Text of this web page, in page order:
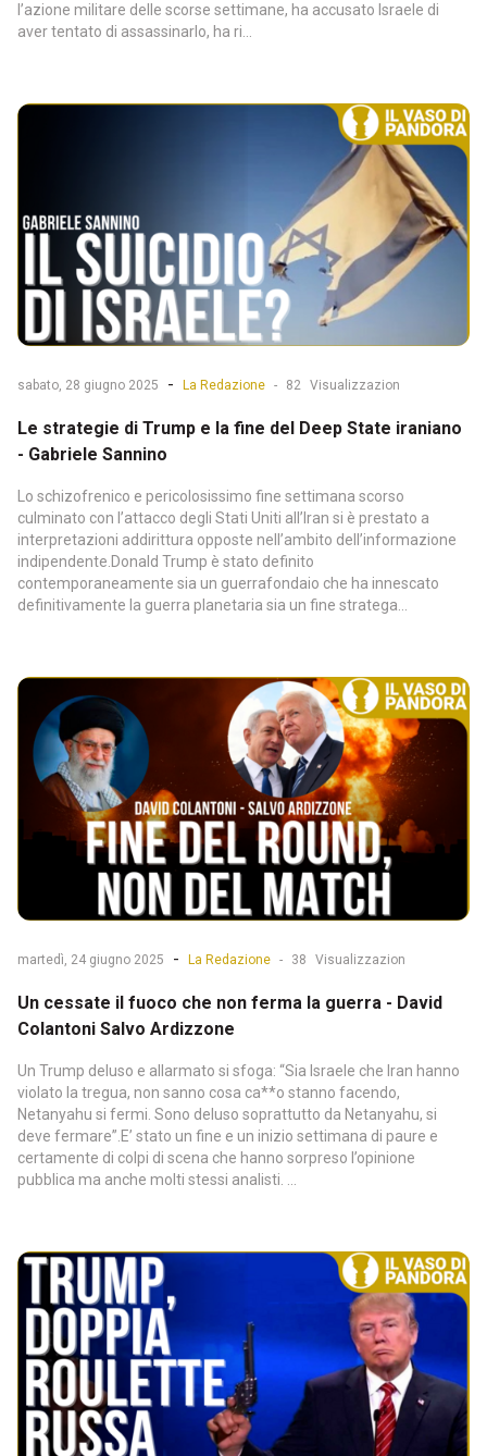
l’azione militare delle scorse settimane, ha accusato Israele di
aver tentato di assassinarlo, ha ri...
sabato, 28 giugno 2025 - La Redazione - 82 Visualizzazion
Le strategie di Trump e la fine del Deep State iraniano
- Gabriele Sannino
Lo schizofrenico e pericolosissimo fine settimana scorso
culminato con l’attacco degli Stati Uniti all’Iran si è prestato a
interpretazioni addirittura opposte nell’ambito dell’informazione
indipendente.Donald Trump è stato definito
contemporaneamente sia un guerrafondaio che ha innescato
definitivamente la guerra planetaria sia un fine stratega...
martedì, 24 giugno 2025 - La Redazione - 38 Visualizzazion
Un cessate il fuoco che non ferma la guerra - David
Colantoni Salvo Ardizzone
Un Trump deluso e allarmato si sfoga: “Sia Israele che Iran hanno
violato la tregua, non sanno cosa ca**o stanno facendo,
Netanyahu si fermi. Sono deluso soprattutto da Netanyahu, si
deve fermare”.E’ stato un fine e un inizio settimana di paure e
certamente di colpi di scena che hanno sorpreso l’opinione
pubblica ma anche molti stessi analisti. ...